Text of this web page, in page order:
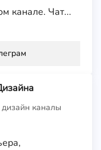
канале. Чат...
дизайн каналы